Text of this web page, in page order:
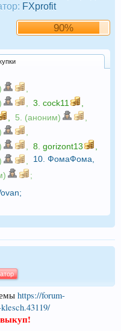
FXprofit
90%
3. cock11
5. (аноним)
8. gorizont13
10. ФомаФома
;
;
https://forum-